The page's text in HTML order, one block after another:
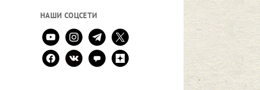
НАШИ СОЦСЕТИ
youtubeinstagramtelegram
x
facebookvkontaktecomment
zen-
yandex